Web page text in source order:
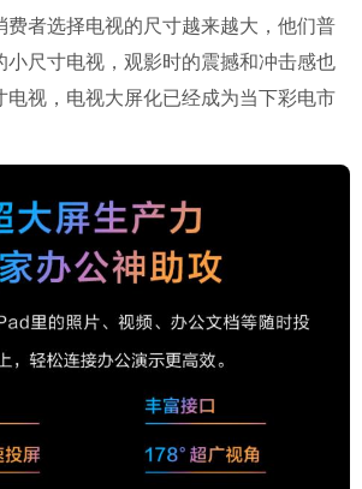
费者选择电视的尺寸越来越大，他们普
小尺寸电视，观影时的震撼和冲击感也
电视，电视大屏化已经成为当下彩电市